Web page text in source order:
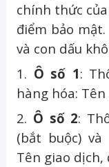
chính thức
điểm bảo
và con dấu
1. Ô số 1:
hàng hóa:
2. Ô số 2:
(bắt buộc)
Tên giao dịch,